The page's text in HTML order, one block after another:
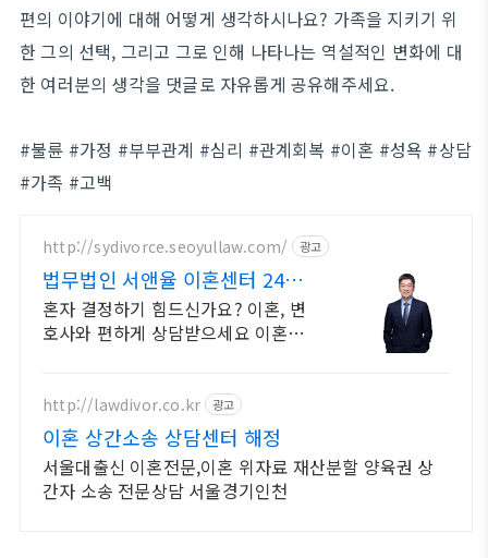
편의 이야기에 대해 어떻게 생각하시나요? 가족을 지키기 위
한 그의 선택, 그리고 그로 인해 나타나는 역설적인 변화에 대
한 여러분의 생각을 댓글로 자유롭게 공유해주세요.
#불륜 #가정 #부부관계 #심리 #관계회복 #이혼 #성욕 #상담
#가족 #고백
http://sydivorce.seoyullaw.com/ 광고
법무법인 서앤율 이혼센터 24시
간 전국 상담 진행중!
혼자 결정하기 힘드신가요? 이혼, 변
호사와 편하게 상담받으세요 이혼소
http://lawdivor.co.kr 광고
이혼 상간소송 상담센터 해정
서울대출신 이혼전문,이혼 위자료 재산분할 양육권 상
간자 소송 전문상담 서울경기인천